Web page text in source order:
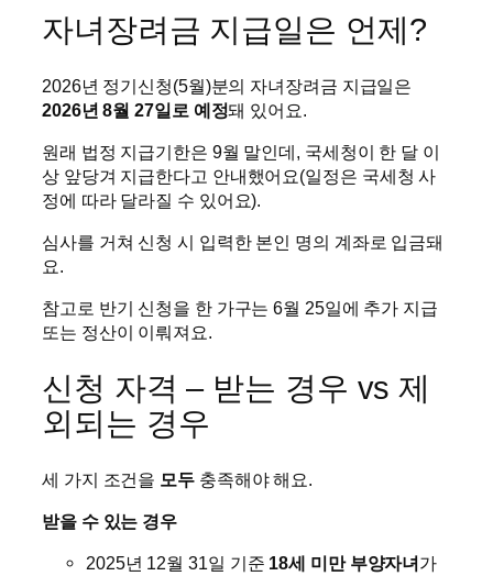
자녀장려금 지급일은 언제?
2026년 정기신청(5월)분의 자녀장려금 지급일은
2026년 8월 27일로 예정돼 있어요.
원래 법정 지급기한은 9월 말인데, 국세청이 한 달 이
상 앞당겨 지급한다고 안내했어요(일정은 국세청 사
정에 따라 달라질 수 있어요).
심사를 거쳐 신청 시 입력한 본인 명의 계좌로 입금돼
요.
참고로 반기 신청을 한 가구는 6월 25일에 추가 지급
또는 정산이 이뤄져요.
신청 자격 – 받는 경우 vs 제
외되는 경우
세 가지 조건을 모두충족해야 해요.
받을 수 있는 경우
2025년 12월 31일 기준 18세 미만 부양자녀가